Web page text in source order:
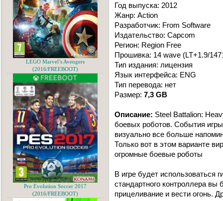
Год выпуска: 2012
Жанр: Action
Разработчик: From Software
Издательство: Capcom
Регион: Region Free
Прошивка: 14 wave (LT+1.9/
Тип издания: лицензия
Язык интерфейса: ENG
Тип перевода: нет
Размер: 7,3 GB
Описание: Steel Battalion:
боевых роботов. События
визуально все больше
Только вот в этом варианте
огромные боевые роботы
В игре будет использоваться
стандартного контроллера
прицеливание и вести огонь.
LEGO Marvel’s Avengers
(2016/FREEBOOT)
Pro Evolution Soccer 2017
(2016/FREEBOOT)